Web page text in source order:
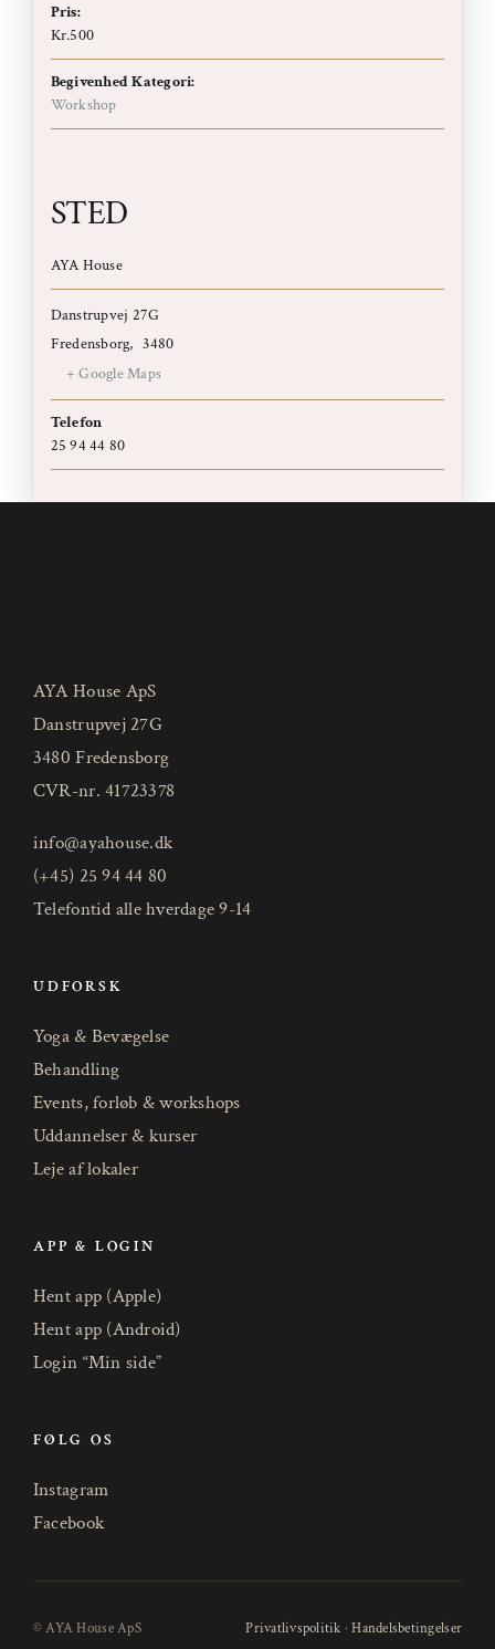
Pris:
Kr.500
Begivenhed Kategori:
Workshop
STED
AYA House
Danstrupvej 27G
Fredensborg, 3480
+ Google Maps
Telefon
25 94 44 80
AYA House ApS
Danstrupvej 27G
3480 Fredensborg
CVR-nr. 41723378
info@ayahouse.dk
(+45) 25 94 44 80
Telefontid alle hverdage 9-14
UDFORSK
Yoga & Bevægelse
Behandling
Events, forløb & workshops
Uddannelser & kurser
Leje af lokaler
APP & LOGIN
Hent app (Apple)
Hent app (Android)
Login “Min side”
FØLG OS
Instagram
Facebook
© AYA House ApS Privatlivspolitik ·Handelsbetingelser